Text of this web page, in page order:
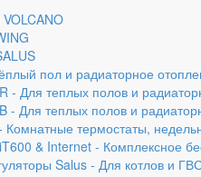
пол и радиаторное
- Для теплых полов и
- Для теплых полов и
Комнатные термостаты,
& Internet - Комплексное
Salus - Для котлов и